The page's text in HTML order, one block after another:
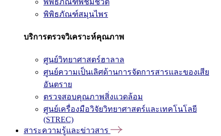
พิพิธภัณฑ์สมุนไพร
บริการตรวจวิเคราะห์คุณภาพ
ศูนย์วิทยาศาสตร์ฮาลาล
ศูนย์ความเป็นเลิศด้านการจัดการสารและของเสีย
อันตราย
ตรวจสอบคุณภาพสิ่งแวดล้อม
ศูนย์เครื่องมือวิจัยวิทยาศาสตร์และเทคโนโลยี
(STREC)
สาระความรู้และข่าวสาร